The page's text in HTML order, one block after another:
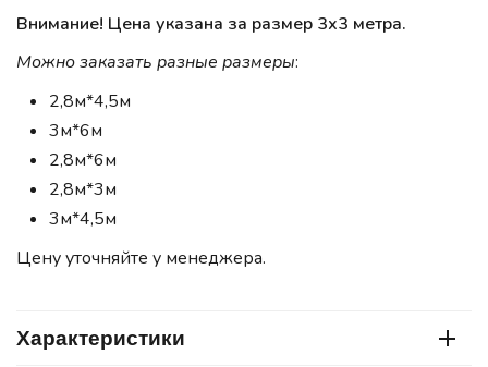
Внимание! Цена указана за размер 3х3 метра.
Можно заказать разные размеры:
2,8м*4,5м
3м*6м
2,8м*6м
2,8м*3м
3м*4,5м
Цену уточняйте у менеджера.
Характеристики